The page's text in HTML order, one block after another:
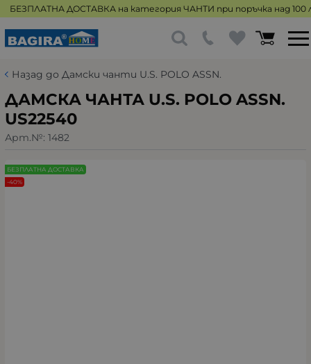
БЕЗПЛАТНА ДОСТАВКА на категория ЧАНТИ при поръчка над 100
Назад до Дамски чанти U.S. POLO ASSN.
ДАМСКА ЧАНТА U.S. POLO ASSN.
US22540
Арт.№: 1482
БЕЗПЛАТНА ДОСТАВКА
-40%